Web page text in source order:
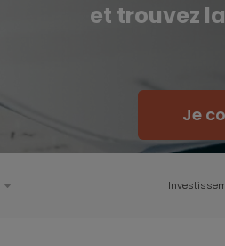
et trouvez
Je